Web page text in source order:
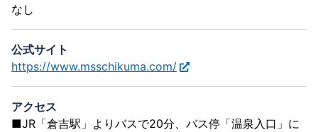
なし
公式サイト
https://www.msschikuma.com/
アクセス
■JR「倉吉駅」よりバスで20分、バス停「温泉入口」に